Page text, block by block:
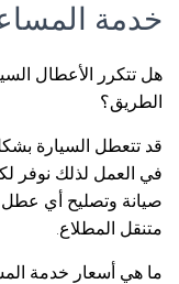
خدمة
هل تتكرر الأعطال
الطريق؟
قد تتعطل السيارة
في العمل لذلك نوفر
صيانة وتصليح أي عطل
متنقل المطلاع.
ما هي أسعار خدمة